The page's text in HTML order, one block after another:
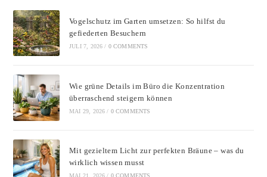
Vogelschutz im Garten umsetzen: So hilfst du
gefiederten Besuchern
JULI 7, 2026 / 0 COMMENTS
Wie grüne Details im Büro die Konzentration
überraschend steigern können
MAI 29, 2026 / 0 COMMENTS
Mit gezieltem Licht zur perfekten Bräune – was du
wirklich wissen musst
MAI 21, 2026 / 0 COMMENTS